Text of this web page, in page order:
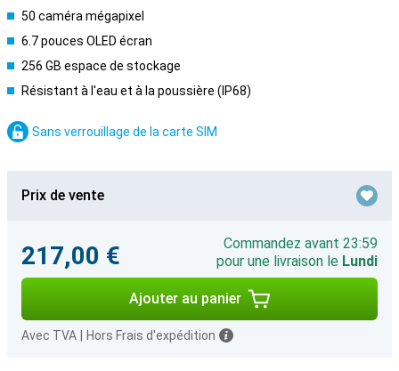
50 caméra mégapixel
6.7 pouces OLED écran
256 GB espace de stockage
Résistant à l'eau et à la poussière (IP68)
Sans verrouillage de la carte SIM
Prix de vente
217,00 €
Commandez avant 23:59
pour une livraison le Lundi
Ajouter au panier
Avec TVA Hors Frais d'expédition